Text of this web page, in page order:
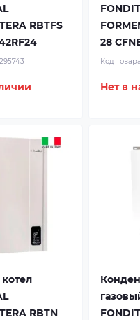
RBTFS
295743
28
Код
Нет в
RBTN